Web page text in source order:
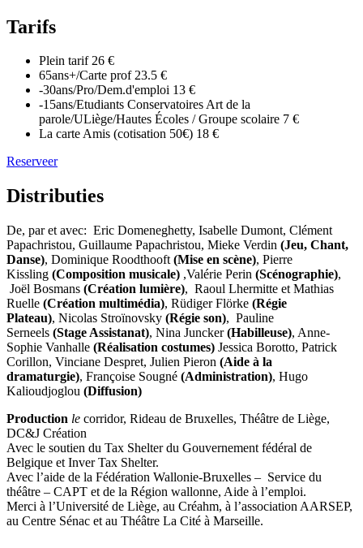
Tarifs
Plein tarif26 €
65ans+/Carte prof23.5 €
-30ans/Pro/Dem.d'emploi 13 €
-15ans/Etudiants Conservatoires Art de la
parole/ULiège/Hautes Écoles / Groupe scolaire 7 €
La carte Amis (cotisation 50€) 18 €
Reserveer
Distributies
De, par et avec: Eric Domeneghetty, Isabelle Dumont, Clément
Papachristou, Guillaume Papachristou, Mieke Verdin (Jeu, Chant,
Danse), Dominique Roodthooft (Mise en scène), Pierre
Kissling (Composition musicale) ,Valérie Perin (Scénographie),
Joël Bosmans (Création lumière), Raoul Lhermitte et Mathias
Ruelle (Création multimédia), Rüdiger Flörke (Régie
Plateau), Nicolas Stroïnovsky (Régie son), Pauline
Serneels (Stage Assistanat), Nina Juncker(Habilleuse), Anne-
Sophie Vanhalle (Réalisation costumes) Jessica Borotto, Patrick
Corillon, Vinciane Despret, Julien Pieron (Aide à la
dramaturgie), Françoise Sougné (Administration), Hugo
Kalioudjoglou (Diffusion)
Production le corridor, Rideau de Bruxelles, Théâtre de Liège,
DC&J Création
Avec le soutien du Tax Shelter du Gouvernement fédéral de
Belgique et Inver Tax Shelter.
Avec l’aide de la Fédération Wallonie-Bruxelles – Service du
théâtre – CAPT et de la Région wallonne, Aide à l’emploi.
Merci à l’Université de Liège, au Créahm, à l’association AARSEP,
au Centre Sénac et au Théâtre La Cité à Marseille.